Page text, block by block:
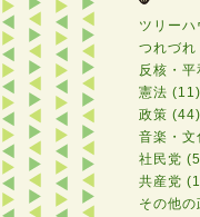
ツリー
つれづ
反核・
憲法 (11)
政策 (44)
音楽・
社民党
共産党
その他